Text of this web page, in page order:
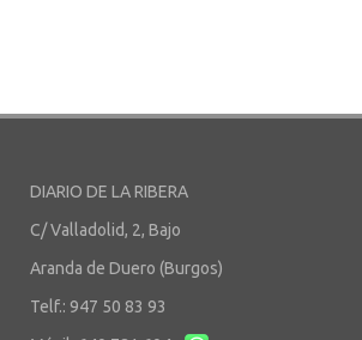
DIARIO DE LA RIBERA
C/ Valladolid, 2, Bajo
Aranda de Duero (Burgos)
Telf.: 947 50 83 93